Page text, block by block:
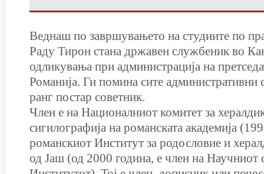
Веднаш по завршувањето на студиите по
Раду Тирон стана државен службеник во
одликувања при администрација на
Романија. Ги помина сите административни
ранг постар советник.
Член е на Националниот комитет за
сигилографија на романската академија
романскиот Институт за родословие и
од Јаш (од 2000 година, е член на Научниот